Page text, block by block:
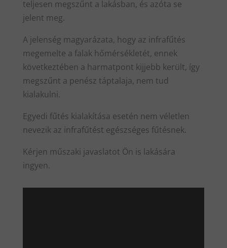
teljesen megszűnt a lakásban, és azóta se
jelent meg.
A jelenség magyarázata, hogy az infrafűtés
megemelte a falak hőmérsékletét, ennek
következtében a harmatpont kijjebb került, így
megszűnt a penész táptalaja, nem tud
kialakulni.
Egyedi fűtés kialakítása esetén nem véletlen
nevezik az infrafűtést egészséges fűtésnek.
Kérjen műszaki javaslatot Ön is lakására
ingyen.